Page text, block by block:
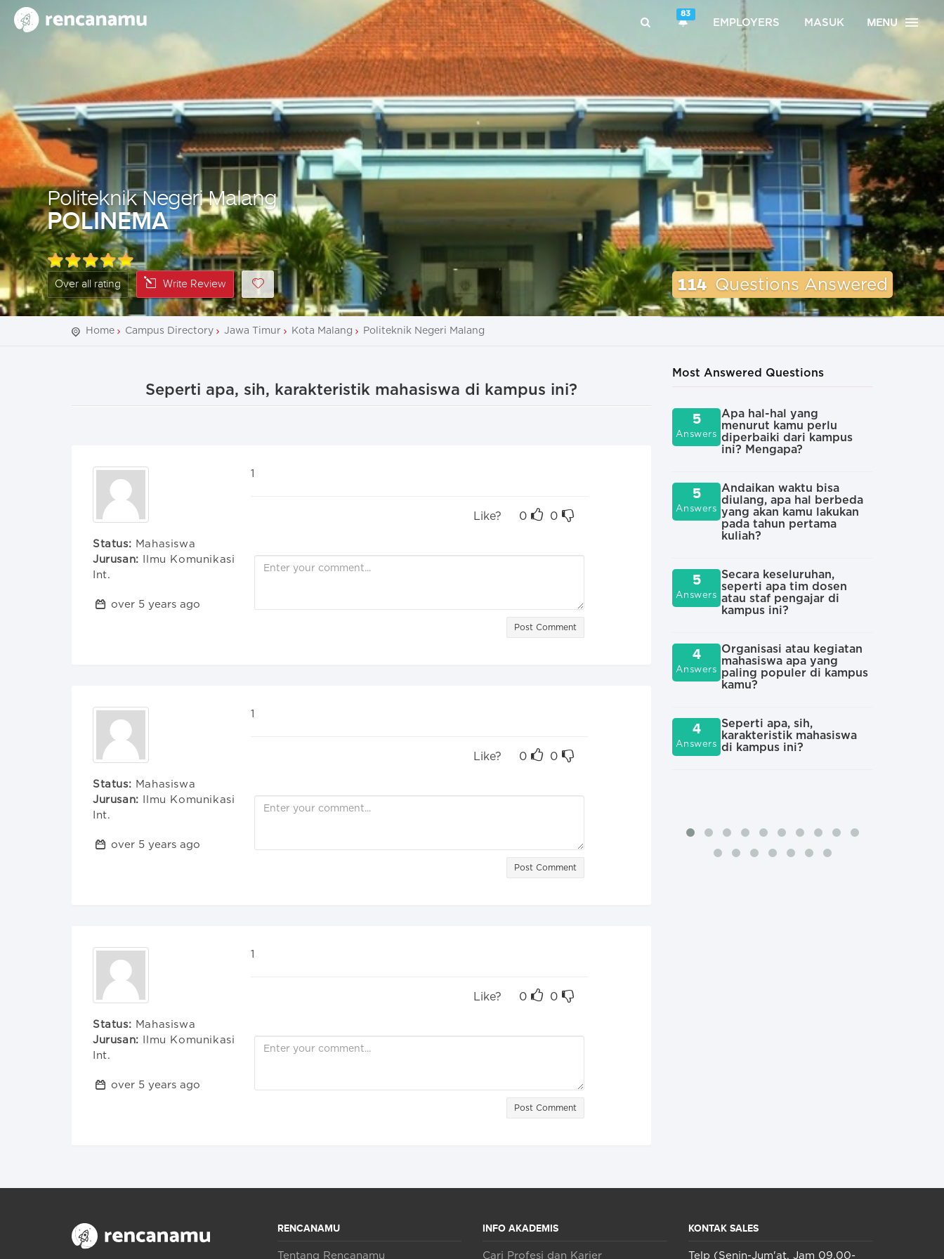
83
EMPLOYERS MASUK MENU
Politeknik Negeri Malang
POLINEMA
Over all rating Write Review 114 Questions Answered
Home Campus Directory Jawa Timur Kota Malang Politeknik Negeri Malang
Seperti apa, sih, karakteristik mahasiswa di kampus ini?
Status: Mahasiswa
Jurusan: Ilmu Komunikasi
Int.
over 5 years ago
1
Like? 0 0
Post Comment
Status: Mahasiswa
Jurusan: Ilmu Komunikasi
Int.
over 5 years ago
1
Like? 0 0
Post Comment
Status: Mahasiswa
Jurusan: Ilmu Komunikasi
Int.
over 5 years ago
1
Like? 0 0
Post Comment
Most Answered Questions
5
Answers
Apa hal-hal yang
menurut kamu perlu
diperbaiki dari kampus
ini? Mengapa?
5
Answers
Andaikan waktu bisa
diulang, apa hal berbeda
yang akan kamu lakukan
pada tahun pertama
kuliah?
5
Answers
Secara keseluruhan,
seperti apa tim dosen
atau staf pengajar di
kampus ini?
4
Answers
Organisasi atau kegiatan
mahasiswa apa yang
paling populer di kampus
kamu?
4
Answers
Seperti apa, sih,
karakteristik mahasiswa
di kampus ini?
RENCANAMU
Tentang Rencanamu
INFO AKADEMIS
Cari Profesi dan Karier
KONTAK SALES
Telp (Senin-Jum'at, Jam 09.00-